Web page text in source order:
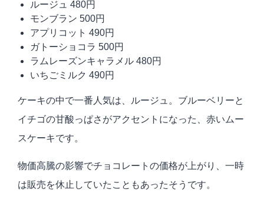
ルージュ 480円
モンブラン 500円
アプリコット 490円
ガトーショコラ 500円
ラムレーズンキャラメル 480円
いちごミルク 490円
ケーキの中で一番人気は、ルージュ。ブルーベリーと
イチゴの甘酸っぱさがアクセントになった、赤いムー
スケーキです。
物価高騰の影響でチョコレートの価格が上がり、一時
は販売を休止していたこともあったそうです。